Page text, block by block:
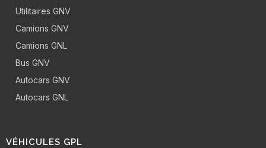
Utilitaires GNV
Camions GNV
Camions GNL
Bus GNV
Autocars GNV
Autocars GNL
VÉHICULES GPL